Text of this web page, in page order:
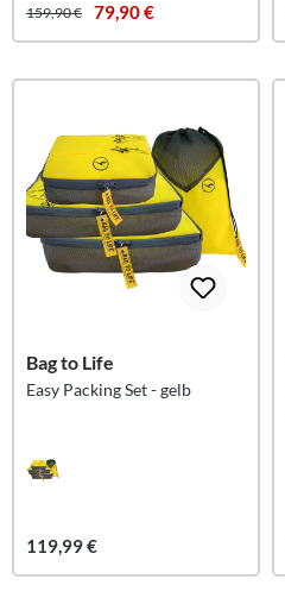
159,90 € 79,90 €
Bag to Life
Easy Packing Set - gelb
119,99 €